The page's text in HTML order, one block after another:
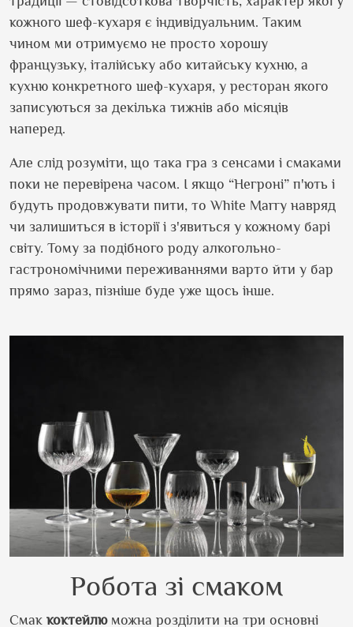
кожного шеф-кухаря є індивідуальним. Таким
чином ми отримуємо не просто хорошу
французьку, італійську або китайську кухню, а
кухню конкретного шеф-кухаря, у ресторан якого
записуються за декілька тижнів або місяців
наперед.
Але слід розуміти, що така гра з сенсами і смаками
поки не перевірена часом. І якщо “Негроні” п'ють і
будуть продовжувати пити, тоWhite Marry навряд
чи залишиться в історії і з'явиться у кожному барі
світу. Тому за подібного роду алкогольно-
гастрономічними переживаннями варто йти у бар
прямо зараз, пізніше буде уже щось інше.
Робота зі смаком
Смак коктейлюможна розділити на три основні